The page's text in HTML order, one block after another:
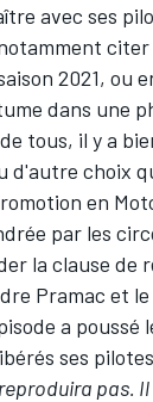
avec ses
citer
2021, ou
dans une
tous, il y a
d'autre choix
en
par les
la clause de
Pramac et
a
ses
pas.